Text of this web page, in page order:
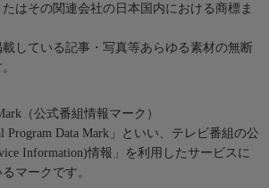
はその関連会社の日本国内における商標ま
している記事・写真等あらゆる素材の無断
（公式番組情報マーク）
Program Data Mark」といい、テレビ番組の公
Information)情報」を利用したサービスに
マークです。